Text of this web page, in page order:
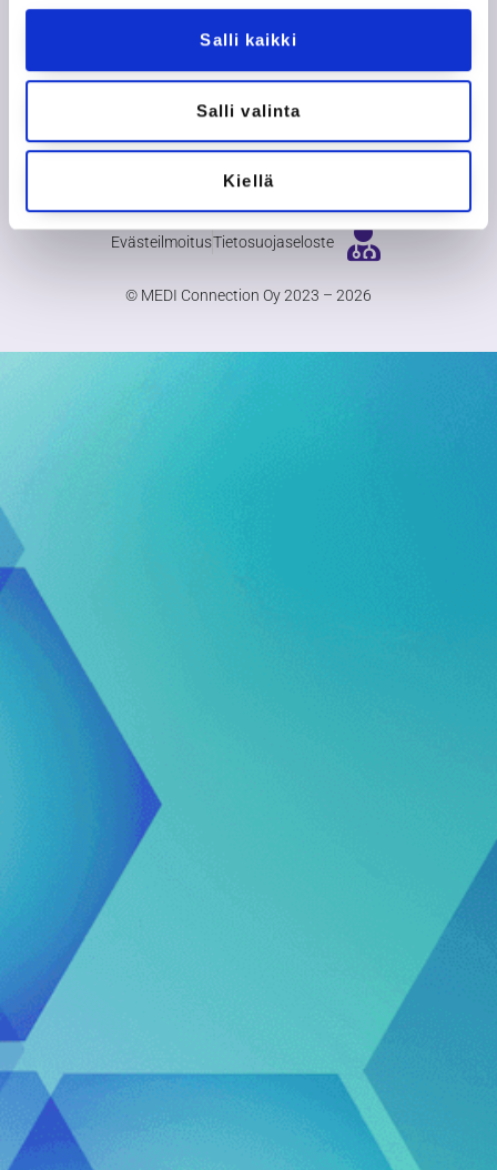
Salli kaikki
Salli valinta
Kiellä
EvästeilmoitusTietosuojaseloste
© MEDI Connection Oy 2023 – 2026